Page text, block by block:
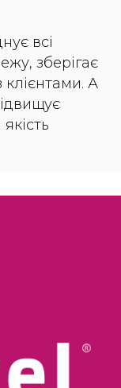
всі
зберігає
клієнтами. А